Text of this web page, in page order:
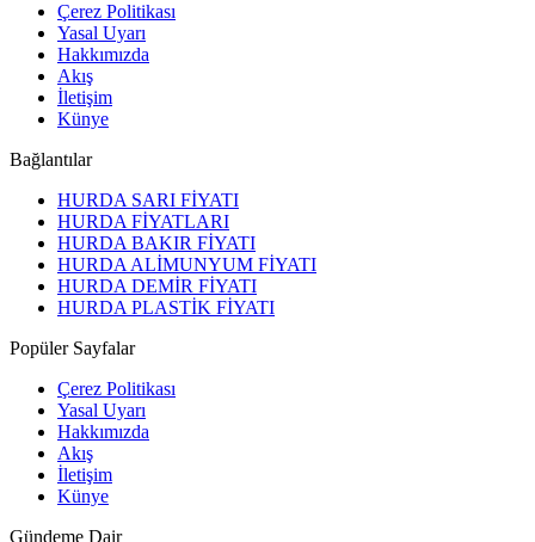
Çerez Politikası
Yasal Uyarı
Hakkımızda
Akış
İletişim
Künye
Bağlantılar
HURDA SARI FİYATI
HURDA FİYATLARI
HURDA BAKIR FİYATI
HURDA ALİMUNYUM FİYATI
HURDA DEMİR FİYATI
HURDA PLASTİK FİYATI
Popüler Sayfalar
Çerez Politikası
Yasal Uyarı
Hakkımızda
Akış
İletişim
Künye
Gündeme Dair